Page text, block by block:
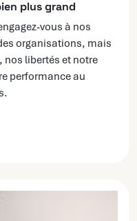
plus grand
vous à nos
organisations, mais
nos libertés et notre
performance au